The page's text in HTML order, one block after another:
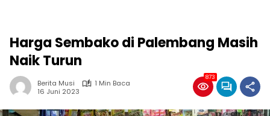
Harga Sembako di Palembang Masih
Naik Turun
Berita Musi
1 Min Baca
16 Juni 2023
873